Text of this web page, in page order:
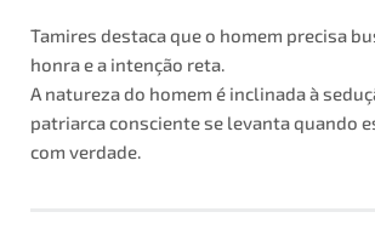
Tamires destaca que o homem precisa
honra e a intenção reta.
A natureza do homem é inclinada à
patriarca consciente se levanta quando
com verdade.